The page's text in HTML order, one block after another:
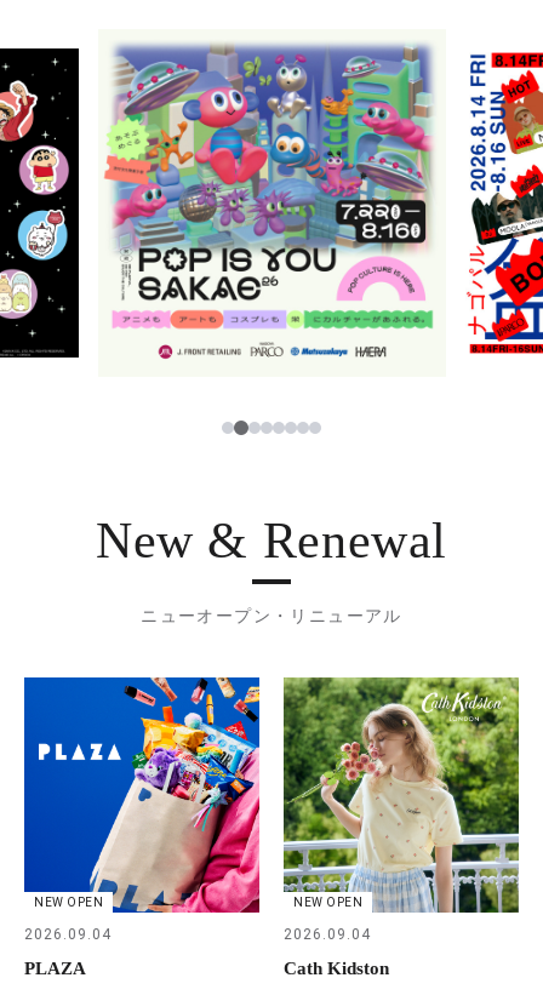
レストラン・カフェ
TAX FREE
PARCOメンバーズ
ภาษาไทย
日本語
1234567
New & Renewal
ニューオープン・リニューアル
NEW OPEN
2026.09.04
PLAZA
NEW OPEN
2026.09.04
Cath Kidston